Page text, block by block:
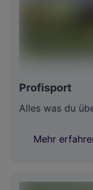
Profisport
Alles was du
Mehr